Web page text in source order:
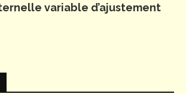
variable d’ajustement